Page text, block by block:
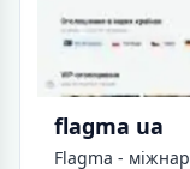
flagma ua
Flagma -